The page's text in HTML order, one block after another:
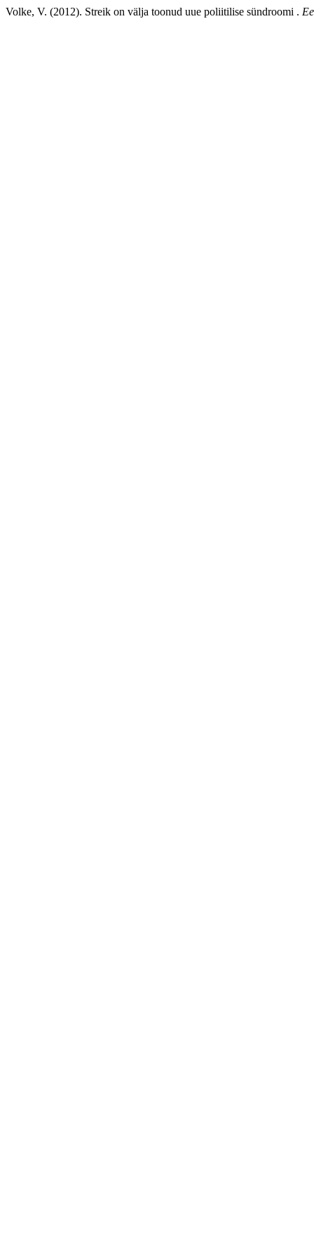
Volke, V. (2012). Streik on välja toonud uue poliitilise sündroomi .